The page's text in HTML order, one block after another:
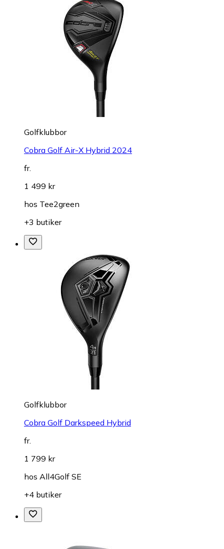
Golfklubbor
Cobra Golf Air-X Hybrid 2024
fr.
1 499 kr
hos Tee2green
+3 butiker
Golfklubbor
Cobra Golf Darkspeed Hybrid
fr.
1 799 kr
hos All4Golf SE
+4 butiker